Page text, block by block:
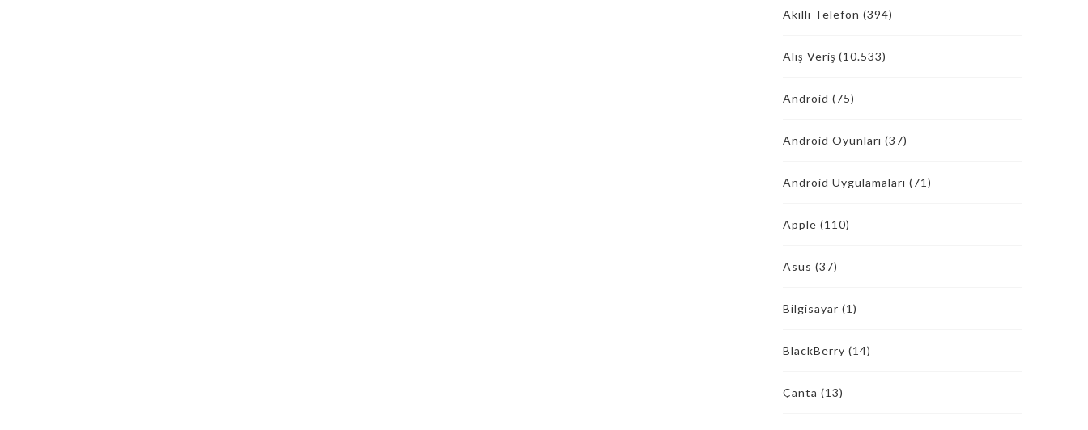
Akıllı Telefon (394)
Alış-Veriş (10.533)
Android (75)
Android Oyunları (37)
Android Uygulamaları (71)
Apple (110)
Asus (37)
Bilgisayar (1)
BlackBerry (14)
Çanta (13)